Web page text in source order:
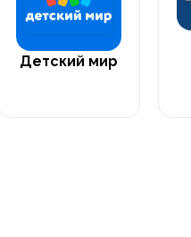
Детский мир